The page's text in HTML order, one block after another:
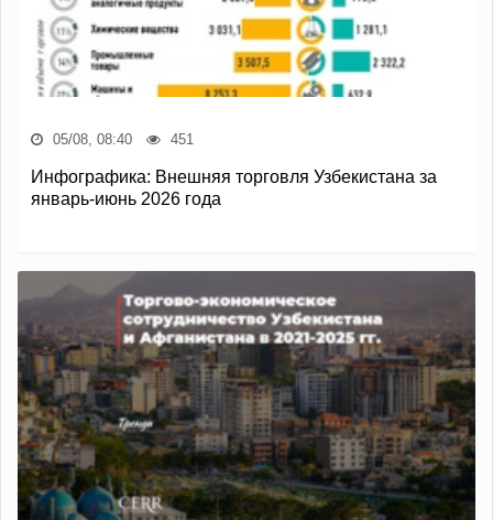
05/08, 08:40 451
Инфографика: Внешняя торговля Узбекистана за
январь-июнь 2026 года